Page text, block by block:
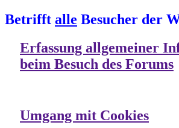
Betrifft alle Besucher der
Erfassung allgemeiner
beim Besuch des Forums
Umgang mit Cookies